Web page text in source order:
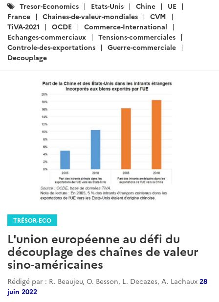
Catégories
:
Tresor-Economics Etats-Unis Chine
UE
France
Chaines-de-valeur-mondiales
CVM
TiVA-2021
OCDE
Commerce-International
Echanges-commerciaux
Tensions-commerciales
Controle-des-exportations
Guerre-commerciale
Decouplage
TRÉSOR-ECO
L'union européenne au défi du
découplage des chaînes de valeur
sino-américaines
Rédigé par : R. Beaujeu, O. Besson, L. Decazes, A. Lachaux 28
juin 2022